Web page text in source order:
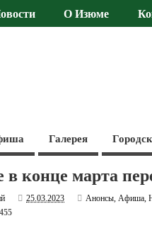
О Изюме
Галерея
конце марта
25.03.2023 Анонсы,Афиша,